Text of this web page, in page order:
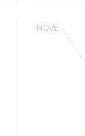
NOVÉ